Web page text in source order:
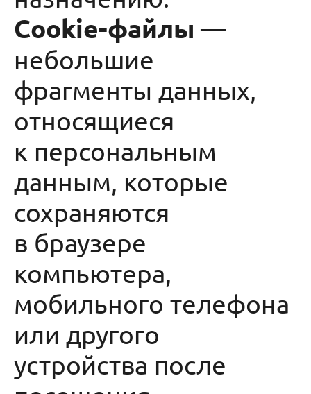
Cookie-файлы —
небольшие
фрагменты данных,
относящиеся
к персональным
данным, которые
сохраняются
в браузере
компьютера,
мобильного телефона
или другого
устройства после